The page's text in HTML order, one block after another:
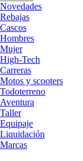
Novedades
Rebajas
Cascos
Hombres
Mujer
High-Tech
Carreras
Motos y scooters
Todoterreno
Aventura
Taller
Equipaje
Liquidación
Marcas